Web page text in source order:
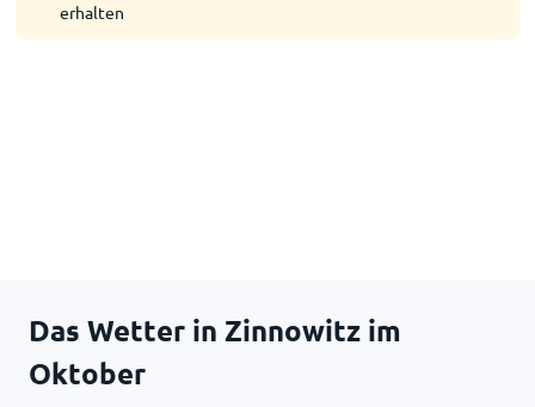
erhalten
Das Wetter in Zinnowitz im
Oktober